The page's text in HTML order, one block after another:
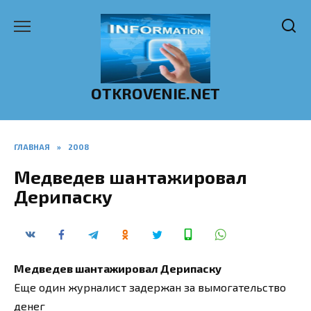
OTKROVENIE.NET
ГЛАВНАЯ » 2008
Медведев шантажировал
Дерипаску
Медведев шантажировал Дерипаску
Еще один журналист задержан за вымогательство
денег